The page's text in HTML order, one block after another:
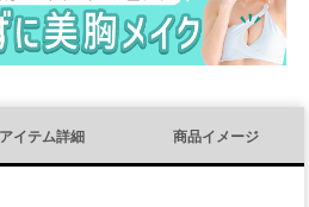
アイテム詳細 商品イメージ